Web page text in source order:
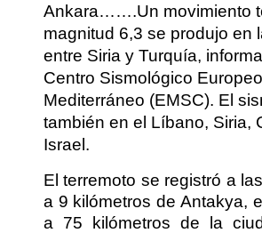
Ankara…….Un movimiento
magnitud 6,3 se produjo en
entre Siria y Turquía,
Centro Sismológico Europeo
Mediterráneo (EMSC). El
también en el Líbano, Siria,
Israel.
El terremoto se registró a
a 9 kilómetros de Antakya,
a 75 kilómetros de la